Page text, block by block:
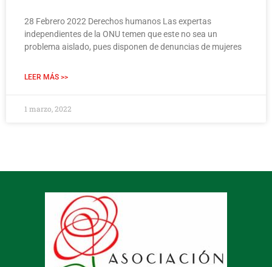
28 Febrero 2022 Derechos humanos Las expertas
independientes de la ONU temen que este no sea un
problema aislado, pues disponen de denuncias de mujeres
LEER MÁS >>
1 marzo, 2022